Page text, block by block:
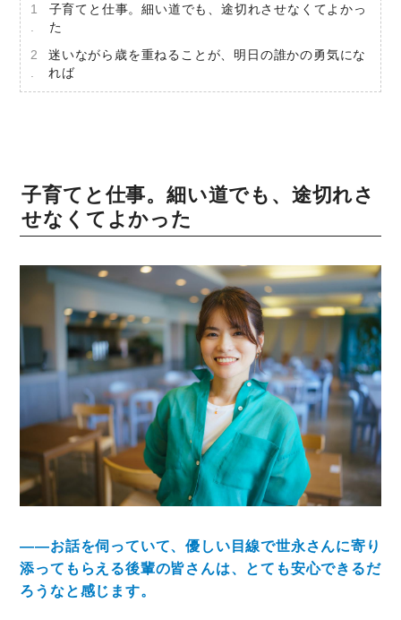
利用規約
プライバシーポリシー
子育てと仕事。細い道でも、途切れさせなくてよかっ
た
迷いながら歳を重ねることが、明日の誰かの勇気にな
れば
子育てと仕事。細い道でも、途切れさ
せなくてよかった
――お話を伺っていて、優しい目線で世永さんに寄り
添ってもらえる後輩の皆さんは、とても安心できるだ
ろうなと感じます。